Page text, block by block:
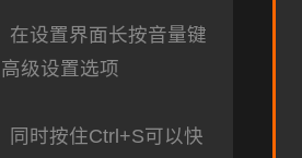
在设置界面长按音量键
级设置选项
同时按住Ctrl+S可以快